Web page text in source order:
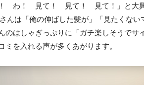
わ！ 見て！ 見て！ 見て！」と大興
んは「俺の伸ばした髪が」「見たくな
のはしゃぎっぷりに「ガチ楽しそうでサ
ミを入れる声が多くあがります。